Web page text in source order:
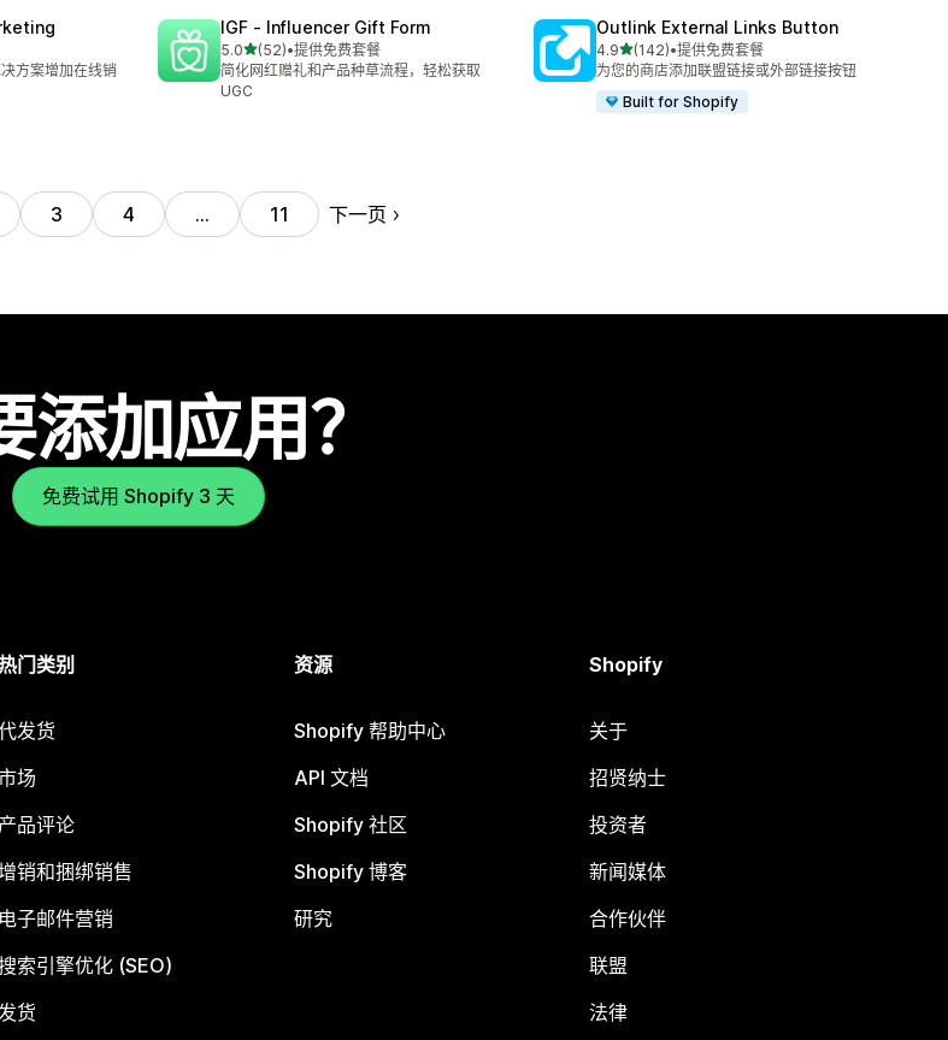
方案增加在线销
IGF ‑ Influencer Gift Form
5.0星（满分 5 星）
(52)
总共 52 条评论
•提供免费套餐
简化网红赠礼和产品种草流程，轻松获取
UGC
Outlink External Links Button
4.9星（满分 5 星）
(142)
总共 142 条评论
•提供免费套餐
为您的商店添加联盟链接或外部链接按钮
Built for Shopify
3 4 … 11 下一页
添加应用？
免费试用 Shopify 3 天
门类别
发货
场
产品评论
销和捆绑销售
电子邮件营销
索引擎优化 (SEO)
货
资源
Shopify 帮助中心
API 文档
Shopify 社区
Shopify 博客
研究
Shopify
关于
招贤纳士
投资者
新闻媒体
合作伙伴
联盟
法律